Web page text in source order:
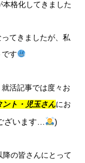
格化してきました
てきましたが、私
す
活記事では度々お
ント・児玉さんにお
ざいます… )
の皆さんにとって